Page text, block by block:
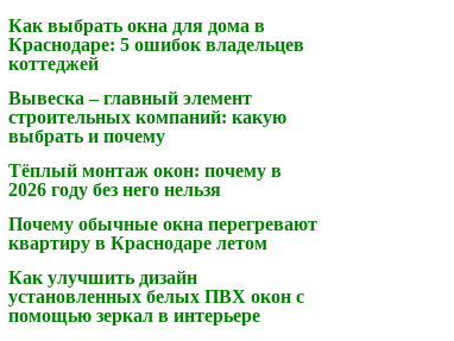
Как выбрать окна для дома в
Краснодаре: 5 ошибок владельцев
коттеджей
Вывеска – главный элемент
строительных компаний: какую
выбрать и почему
Тёплый монтаж окон: почему в
2026 году без него нельзя
Почему обычные окна перегревают
квартиру в Краснодаре летом
Как улучшить дизайн
установленных белых ПВХ окон с
помощью зеркал в интерьере